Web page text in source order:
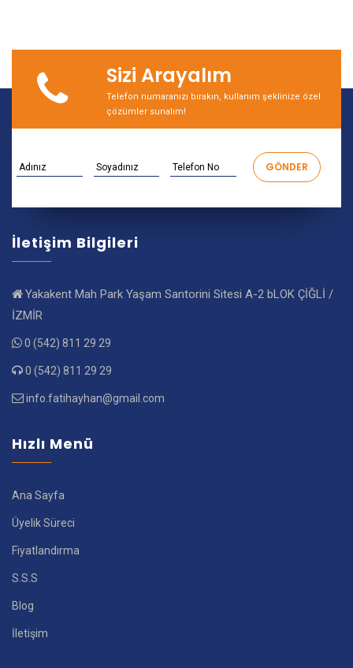
Sizi Arayalım
Telefon numaranızı bırakın, kullanım şeklinize özel
çözümler sunalım!
İletişim Bilgileri
Yakakent Mah Park Yaşam Santorini Sitesi A-2 bLOK ÇİĞLİ /
İZMİR
0 (542) 811 29 29
0 (542) 811 29 29
info.fatihayhan@gmail.com
Hızlı Menü
Ana Sayfa
Üyelik Süreci
Fiyatlandırma
S.S.S
Blog
İletişim